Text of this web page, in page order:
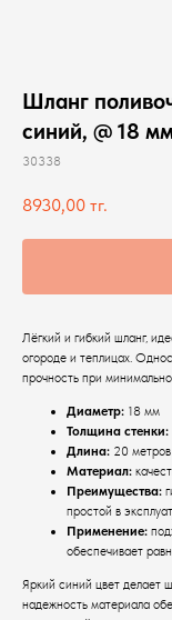
Шланг
синий, @ 18
30338
8930,00 тг.
Лёгкий и гибкий шланг,
огороде и теплицах.
прочность при
Диаметр: 18 мм
Толщина стенки:
Длина: 20 метров
Материал:
Преимущества:
простой в
Применение:
обеспечивает
Яркий синий цвет делает
надежность материала